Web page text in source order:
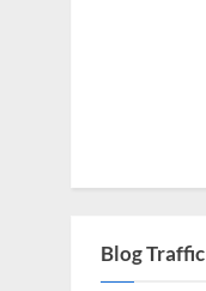
Blog Traffic